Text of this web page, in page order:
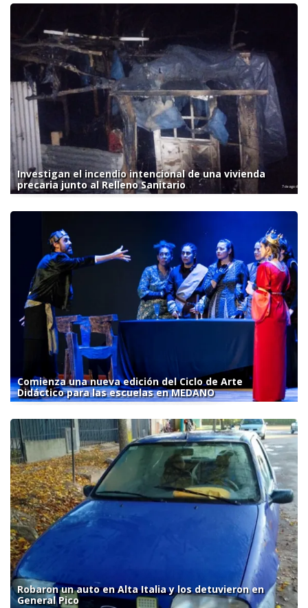
Investigan el incendio intencional de una vivienda
precaria junto al Relleno Sanitario
Comienza una nueva edición del Ciclo de Arte
Didáctico para las escuelas en MEDANO
Robaron un auto en Alta Italia y los detuvieron en
General Pico